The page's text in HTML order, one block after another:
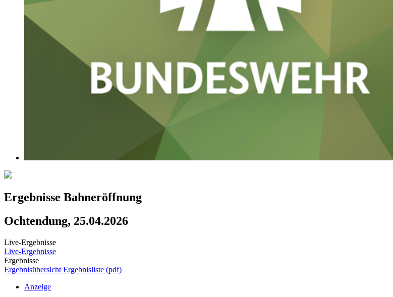
Ergebnisse Bahneröffnung
Ochtendung, 25.04.2026
Live-Ergebnisse
Live-Ergebnisse
Ergebnisse
Ergebnisübersicht Ergebnisliste (pdf)
Anzeige